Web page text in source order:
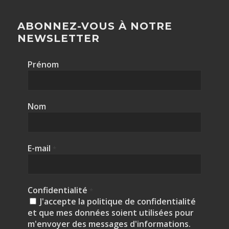
ABONNEZ-VOUS À NOTRE
NEWSLETTER
Prénom
Nom
E-mail
Confidentialité
J'accepte la politique de confidentialité
et que mes données soient utilisées pour
m'envoyer des messages d'informations.